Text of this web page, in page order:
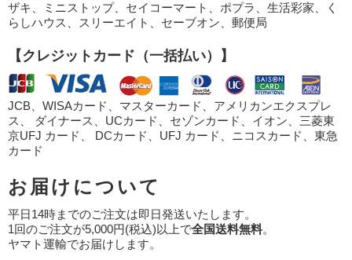
ザキ、ミニストップ、セイコーマート、ポプラ、生活彩家、く
らしハウス、スリーエイト、セーブオン、郵便局
【クレジットカード（一括払い）】
JCB、WISAカード、マスターカード、アメリカンエクスプレ
ス、 ダイナース、UCカード、セゾンカード、イオン、三菱東
京UFJ カード、 DCカード、UFJ カード、ニコスカード、東急
カード
お届けについて
平日14時までのご注文は即日発送いたします。
1回のご注文が5,000円(税込)以上で全国送料無料。
ヤマト運輸でお届けします。